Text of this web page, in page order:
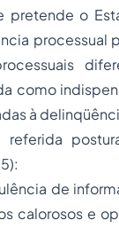
pretende o
processual
como
à
de
calorosos e